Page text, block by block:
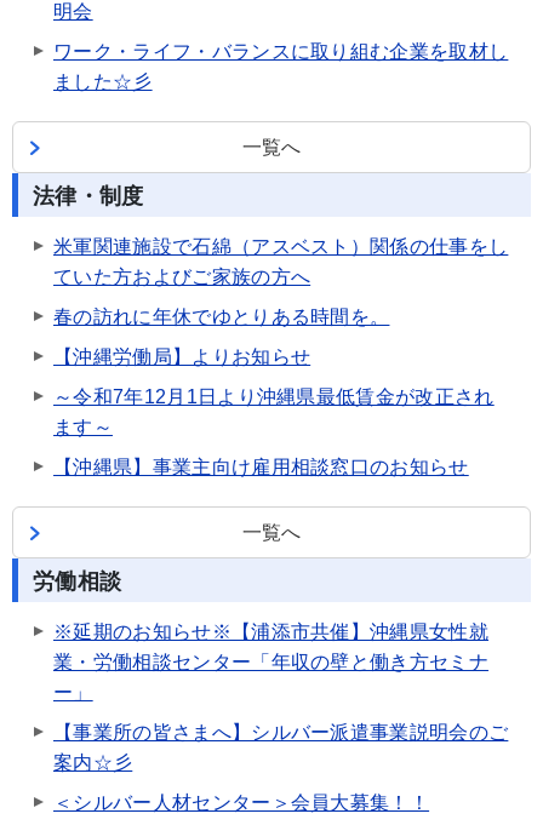
明会
ワーク・ライフ・バランスに取り組む企業を取材し
ました☆彡
一覧へ
法律・制度
米軍関連施設で石綿（アスベスト）関係の仕事をし
ていた方およびご家族の方へ
春の訪れに年休でゆとりある時間を。
【沖縄労働局】よりお知らせ
～令和7年12月1日より沖縄県最低賃金が改正され
ます～
【沖縄県】事業主向け雇用相談窓口のお知らせ
一覧へ
労働相談
※延期のお知らせ※【浦添市共催】沖縄県女性就
業・労働相談センター「年収の壁と働き方セミナ
ー」
【事業所の皆さまへ】シルバー派遣事業説明会のご
案内☆彡
＜シルバー人材センター＞会員大募集！！